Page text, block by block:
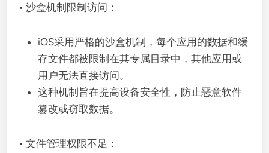
• 沙盒机制限制访问：
iOS采用严格的沙盒机制，每个应用的数据和缓
存文件都被限制在其专属目录中，其他应用或
用户无法直接访问。
这种机制旨在提高设备安全性，防止恶意软件
篡改或窃取数据。
• 文件管理权限不足：